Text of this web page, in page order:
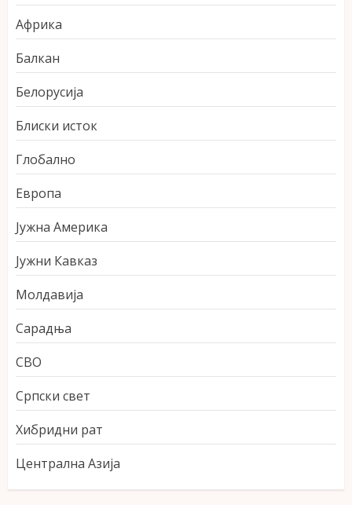
Африка
Балкан
Белорусија
Блиски исток
Глобално
Европа
Јужна Америка
Јужни Кавказ
Молдавија
Сарадња
СВО
Српски свет
Хибридни рат
Централна Азија